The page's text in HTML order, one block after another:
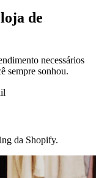
de
necessários
sempre sonhou.
da Shopify.